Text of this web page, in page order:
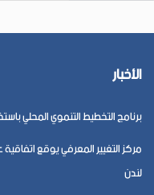
الأخبار
برنامج التخطيط التنموي المحلي
مركز التغيير المعرفي يوقع
لندن